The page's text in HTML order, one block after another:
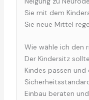
Sie mit dem
Sie neue Mittel
Wie wähle ich den
Der Kindersitz
Kindes passen und
Einbau beraten